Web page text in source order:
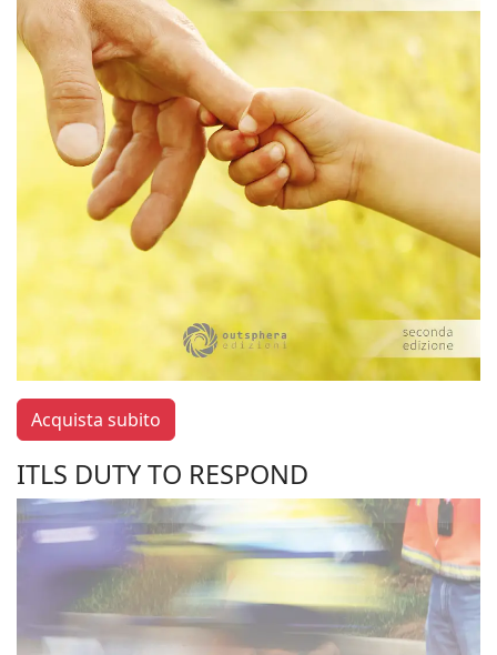
Acquista subito
ITLS DUTY TO RESPOND